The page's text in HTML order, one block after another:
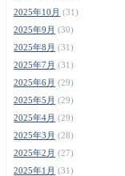
2025年10月 (31)
2025年9月 (30)
2025年8月 (31)
2025年7月 (31)
2025年6月 (29)
2025年5月 (29)
2025年4月 (29)
2025年3月 (28)
2025年2月 (27)
2025年1月 (31)